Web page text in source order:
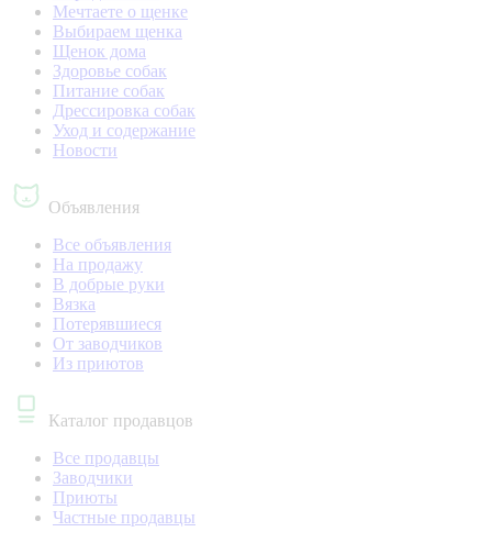
Мечтаете о щенке
Выбираем щенка
Щенок дома
Здоровье собак
Питание собак
Дрессировка собак
Уход и содержание
Новости
Объявления
Все объявления
На продажу
В добрые руки
Вязка
Потерявшиеся
От заводчиков
Из приютов
Каталог продавцов
Все продавцы
Заводчики
Приюты
Частные продавцы